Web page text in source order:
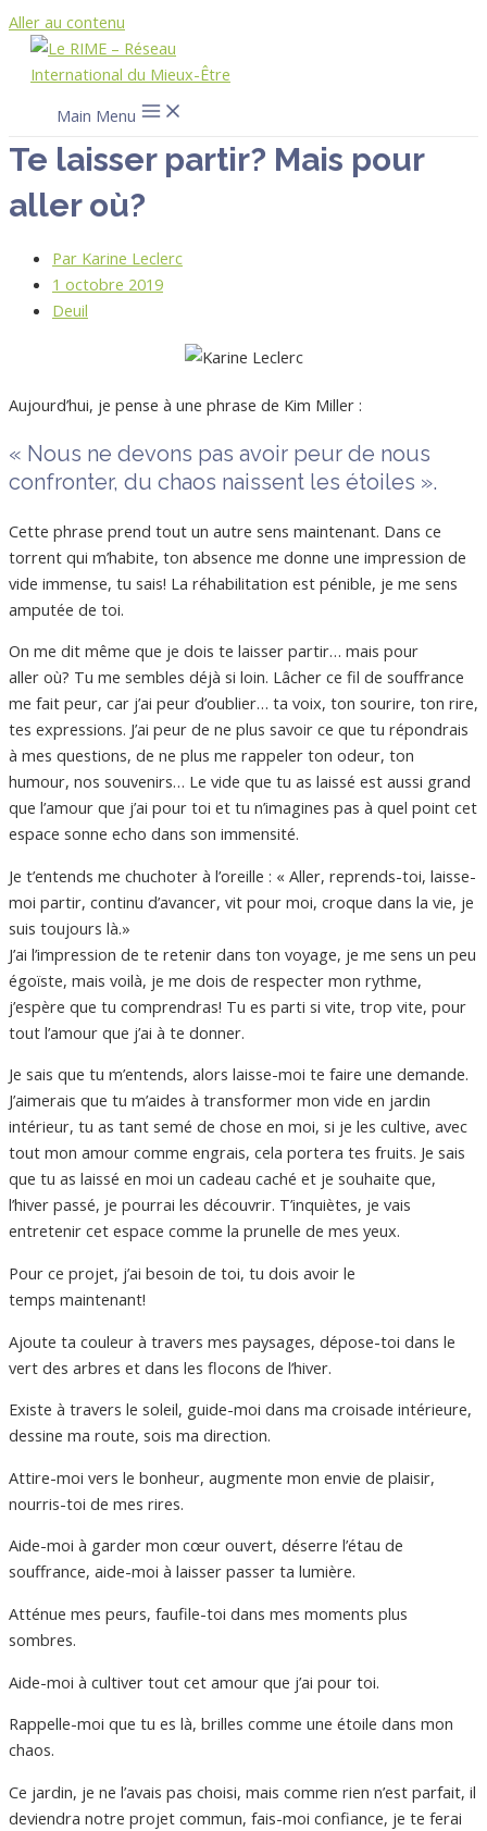
Aller au contenu
Main Menu
Te laisser partir? Mais pour
aller où?
Par Karine Leclerc
1 octobre 2019
Deuil
Aujourd’hui, je pense à une phrase de Kim Miller :
« Nous ne devons pas avoir peur de nous
confronter, du chaos naissent les étoiles ».
Cette phrase prend tout un autre sens maintenant. Dans ce
torrent qui m’habite, ton absence me donne une impression de
vide immense, tu sais! La réhabilitation est pénible, je me sens
amputée de toi.
On me dit même que je dois te laisser partir… mais pour
aller où? Tu me sembles déjà si loin. Lâcher ce fil de souffrance
me fait peur, car j’ai peur d’oublier… ta voix, ton sourire, ton rire,
tes expressions. J’ai peur de ne plus savoir ce que tu répondrais
à mes questions, de ne plus me rappeler ton odeur, ton
humour, nos souvenirs… Le vide que tu as laissé est aussi grand
que l’amour que j’ai pour toi et tu n’imagines pas à quel point cet
espace sonne echo dans son immensité.
Je t’entends me chuchoter à l’oreille : « Aller, reprends-toi, laisse-
moi partir, continu d’avancer, vit pour moi, croque dans la vie, je
suis toujours là.»
J’ai l’impression de te retenir dans ton voyage, je me sens un peu
égoïste, mais voilà, je me dois de respecter mon rythme,
j’espère que tu comprendras! Tu es parti si vite, trop vite, pour
tout l’amour que j’ai à te donner.
Je sais que tu m’entends, alors laisse-moi te faire une demande.
J’aimerais que tu m’aides à transformer mon vide en jardin
intérieur, tu as tant semé de chose en moi, si je les cultive, avec
tout mon amour comme engrais, cela portera tes fruits. Je sais
que tu as laissé en moi un cadeau caché et je souhaite que,
l’hiver passé, je pourrai les découvrir. T’inquiètes, je vais
entretenir cet espace comme la prunelle de mes yeux.
Pour ce projet, j’ai besoin de toi, tu dois avoir le
temps maintenant!
Ajoute ta couleur à travers mes paysages, dépose-toi dans le
vert des arbres et dans les flocons de l’hiver.
Existe à travers le soleil, guide-moi dans ma croisade intérieure,
dessine ma route, sois ma direction.
Attire-moi vers le bonheur, augmente mon envie de plaisir,
nourris-toi de mes rires.
Aide-moi à garder mon cœur ouvert, déserre l’étau de
souffrance, aide-moi à laisser passer ta lumière.
Atténue mes peurs, faufile-toi dans mes moments plus
sombres.
Aide-moi à cultiver tout cet amour que j’ai pour toi.
Rappelle-moi que tu es là, brilles comme une étoile dans mon
chaos.
Ce jardin, je ne l’avais pas choisi, mais comme rien n’est parfait, il
deviendra notre projet commun, fais-moi confiance, je te ferai